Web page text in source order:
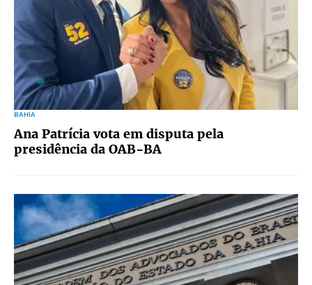
BAHIA
Ana Patrícia vota em disputa pela
presidência da OAB-BA